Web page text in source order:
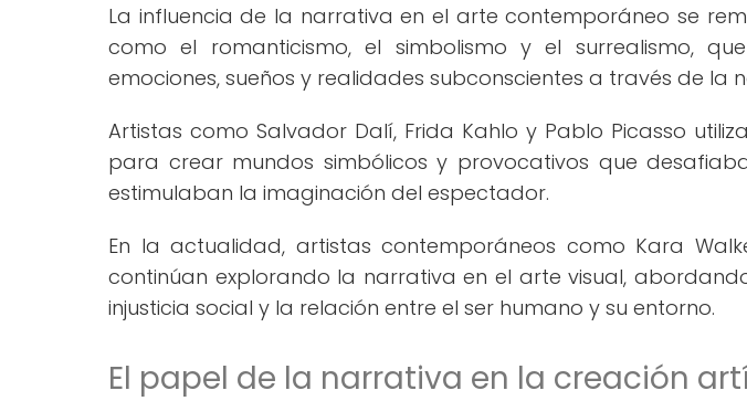
La influencia de la narrativa en el arte contemporáneo se
como el romanticismo, el simbolismo y el surrealismo,
emociones, sueños y realidades subconscientes a través de la
Artistas como Salvador Dalí, Frida Kahlo y Pablo Picasso
para crear mundos simbólicos y provocativos que
estimulaban la imaginación del espectador.
En la actualidad, artistas contemporáneos como Kara
continúan explorando la narrativa en el arte visual,
injusticia social y la relación entre el ser humano y su entorno.
El papel de la narrativa en la creación